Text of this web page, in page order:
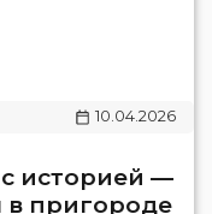
10.04.2026
историей —
в пригороде